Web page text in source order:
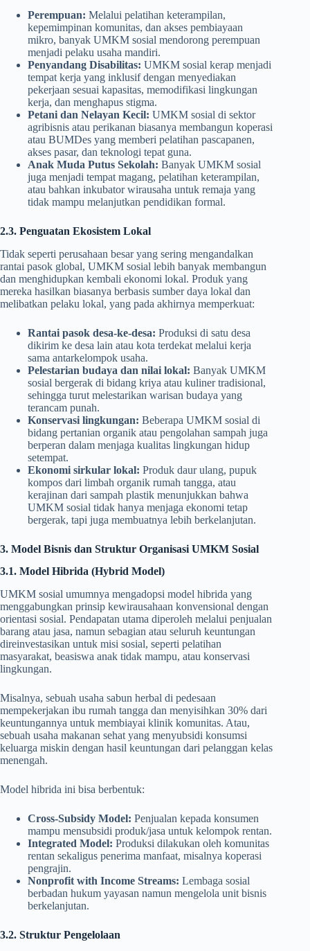
Perempuan: Melalui pelatihan keterampilan,
kepemimpinan komunitas, dan akses pembiayaan
mikro, banyak UMKM sosial mendorong perempuan
menjadi pelaku usaha mandiri.
Penyandang Disabilitas: UMKM sosial kerap menjadi
tempat kerja yang inklusif dengan menyediakan
pekerjaan sesuai kapasitas, memodifikasi lingkungan
kerja, dan menghapus stigma.
Petani dan Nelayan Kecil: UMKM sosial di sektor
agribisnis atau perikanan biasanya membangun koperasi
atau BUMDes yang memberi pelatihan pascapanen,
akses pasar, dan teknologi tepat guna.
Anak Muda Putus Sekolah: Banyak UMKM sosial
juga menjadi tempat magang, pelatihan keterampilan,
atau bahkan inkubator wirausaha untuk remaja yang
tidak mampu melanjutkan pendidikan formal.
2.3. Penguatan Ekosistem Lokal
Tidak seperti perusahaan besar yang sering mengandalkan
rantai pasok global, UMKM sosial lebih banyak membangun
dan menghidupkan kembali ekonomi lokal. Produk yang
mereka hasilkan biasanya berbasis sumber daya lokal dan
melibatkan pelaku lokal, yang pada akhirnya memperkuat:
Rantai pasok desa-ke-desa: Produksi di satu desa
dikirim ke desa lain atau kota terdekat melalui kerja
sama antarkelompok usaha.
Pelestarian budaya dan nilai lokal: Banyak UMKM
sosial bergerak di bidang kriya atau kuliner tradisional,
sehingga turut melestarikan warisan budaya yang
terancam punah.
Konservasi lingkungan: Beberapa UMKM sosial di
bidang pertanian organik atau pengolahan sampah juga
berperan dalam menjaga kualitas lingkungan hidup
setempat.
Ekonomi sirkular lokal: Produk daur ulang, pupuk
kompos dari limbah organik rumah tangga, atau
kerajinan dari sampah plastik menunjukkan bahwa
UMKM sosial tidak hanya menjaga ekonomi tetap
bergerak, tapi juga membuatnya lebih berkelanjutan.
3. Model Bisnis dan Struktur Organisasi UMKM Sosial
3.1. Model Hibrida (Hybrid Model)
UMKM sosial umumnya mengadopsi model hibrida yang
menggabungkan prinsip kewirausahaan konvensional dengan
orientasi sosial. Pendapatan utama diperoleh melalui penjualan
barang atau jasa, namun sebagian atau seluruh keuntungan
direinvestasikan untuk misi sosial, seperti pelatihan
masyarakat, beasiswa anak tidak mampu, atau konservasi
lingkungan.
Misalnya, sebuah usaha sabun herbal di pedesaan
mempekerjakan ibu rumah tangga dan menyisihkan 30% dari
keuntungannya untuk membiayai klinik komunitas. Atau,
sebuah usaha makanan sehat yang menyubsidi konsumsi
keluarga miskin dengan hasil keuntungan dari pelanggan kelas
menengah.
Model hibrida ini bisa berbentuk:
Cross-Subsidy Model: Penjualan kepada konsumen
mampu mensubsidi produk/jasa untuk kelompok rentan.
Integrated Model: Produksi dilakukan oleh komunitas
rentan sekaligus penerima manfaat, misalnya koperasi
pengrajin.
Nonprofit with Income Streams: Lembaga sosial
berbadan hukum yayasan namun mengelola unit bisnis
berkelanjutan.
3.2. Struktur Pengelolaan